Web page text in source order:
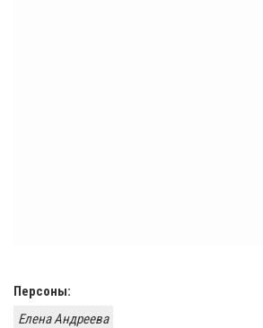
Персоны:
Елена Андреева